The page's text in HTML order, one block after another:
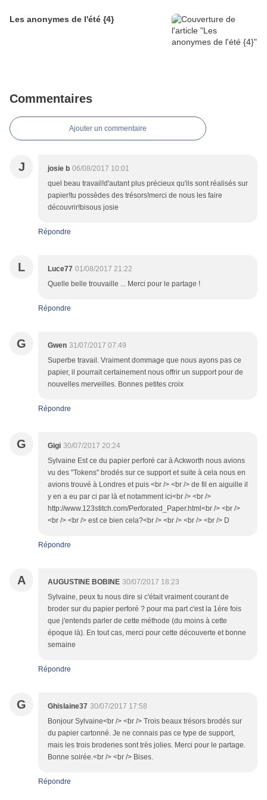
Les anonymes de l'été {4}
Commentaires
Ajouter un commentaire
J josie b 06/08/2017 10:01
quel beau travail!d'autant plus précieux qu'ils sont réalisés sur
papier!tu possèdes des trésors!merci de nous les faire
découvrir!bisous josie
Répondre
L Luce77 01/08/2017 21:22
Quelle belle trouvaille ... Merci pour le partage !
Répondre
G Gwen 31/07/2017 07:49
Superbe travail. Vraiment dommage que nous ayons pas ce
papier, il pourrait certainement nous offrir un support pour de
nouvelles merveilles. Bonnes petites croix
Répondre
G Gigi 30/07/2017 20:24
Sylvaine Est ce du papier perforé car à Ackworth nous avions
vu des "Tokens" brodés sur ce support et suite à cela nous en
avions trouvé à Londres et puis <br /> <br /> de fil en aiguille il
y en a eu par ci par là et notamment ici<br /> <br />
http://www.123stitch.com/Perforated_Paper.html<br /> <br />
<br /> <br /> est ce bien cela?<br /> <br /> <br /> <br /> D
Répondre
A AUGUSTINE BOBINE 30/07/2017 18:23
Sylvaine, peux tu nous dire si c'était vraiment courant de
broder sur du papier perforé ? pour ma part c'est la 1ère fois
que j'entends parler de cette méthode (du moins à cette
époque là). En tout cas, merci pour cette découverte et bonne
semaine
Répondre
G Ghislaine37 30/07/2017 17:58
Bonjour Sylvaine<br /> <br /> Trois beaux trésors brodés sur
du papier cartonné. Je ne connais pas ce type de support,
mais les trois broderies sont très jolies. Merci pour le partage.
Bonne soirée.<br /> <br /> Bises.
Répondre